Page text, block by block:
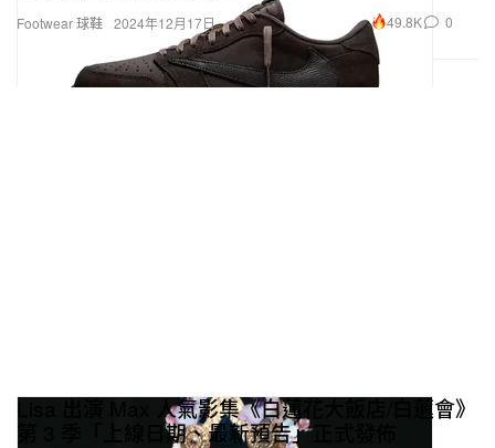
Footwear 球鞋 2024年12月17日 49.8K 0
Lisa 出演 Max 人氣影集《白蓮花大飯店/白蓮會》
第 3 季「上線日期、最新預告」正式發佈